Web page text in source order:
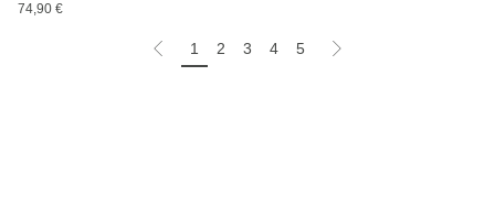
74,90 €
1 2 3 4 5